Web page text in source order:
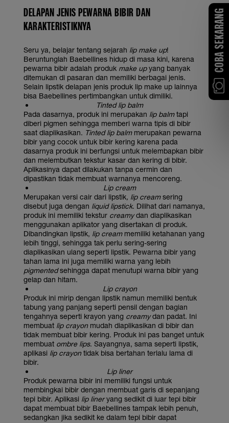
DELAPAN JENIS PEWARNA BIBIR DAN
KARAKTERISTIKNYA
Seru ya, belajar tentang sejarah lip make up!
Beruntunglah Baebellines hidup di masa kini, karena
pewarna bibir adalah produk make upyang banyak
ditemukan di pasaran dan memiliki berbagai jenis.
Selain lipstik delapan jenis produk lip make up lainnya
bisa Baebellines pertimbangkan untuk dimiliki.
Tinted lip balm
Pada dasarnya, produk ini merupakan lip balmtapi
diberi pigmen sehingga memberi warna tipis di bibir
saat diaplikasikan. Tinted lip balmmerupakan pewarna
bibir yang cocok untuk bibir kering karena pada
dasarnya produk ini berfungsi untuk melembapkan bibir
dan melembutkan tekstur kasar dan kering di bibir.
Aplikasinya dapat dilakukan tanpa cermin dan
dipastikan tidak membuat warnanya mencoreng.
Lip cream
Merupakan versi cair dari lipstik, lip creamsering
disebut juga dengan liquid lipstick. Dilihat dari namanya,
produk ini memiliki tekstur creamydan diaplikasikan
menggunakan aplikator yang disertakan di produk.
Dibandingkan lipstik, lip creammemiliki ketahanan yang
lebih tinggi, sehingga tak perlu sering-sering
diaplikasikan ulang seperti lipstik. Pewarna bibir yang
tahan lama ini juga memiliki warna yang lebih
pigmentedsehingga dapat menutupi warna bibir yang
gelap dan hitam.
Lip crayon
Produk ini mirip dengan lipstik namun memiliki bentuk
tabung yang panjang seperti pensil dengan bagian
tengahnya seperti krayon yang creamydan padat. Ini
membuat lip crayon mudah diaplikasikan di bibir dan
tidak membuat bibir kering. Produk ini pas banget untuk
membuat ombre lips. Sayangnya, sama seperti lipstik,
aplikasi lip crayon tidak bisa bertahan terlalu lama di
bibir.
Lip liner
Produk pewarna bibir ini memiliki fungsi untuk
membingkai bibir dengan membuat garis di sepanjang
tepi bibir. Aplikasi lip lineryang sedikit di luar tepi bibir
dapat membuat bibir Baebellines tampak lebih penuh,
sedangkan jika sedikit ke dalam tepi bibir dapat
COBA SEKARANG